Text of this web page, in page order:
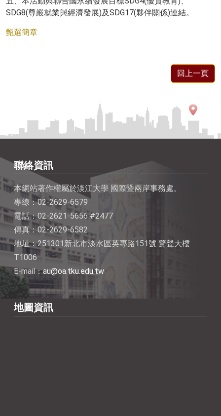
SDG8(尊嚴就業與經濟發展)及SDG17(夥伴關係)連結。
甄選簡章
回上一頁
聯絡資訊
本網站著作權屬於淡江大學 國際暨兩岸事務處。
專線：02-2629-6579
電話：02-2621-5656 #2477
傳真：02-2629-6582
地址：251301新北市淡水區英專路151號 驚聲大樓
T1006
E-mail：au@oa.tku.edu.tw
地圖資訊